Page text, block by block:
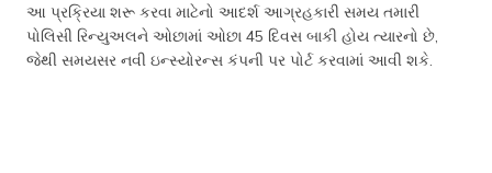
આ પ્રક્રિયા શરૂ કરવા માટેનો આદર્શ આગ્રહકારી સમય તમારી
પોલિસી રિન્યુઅલને ઓછામાં ઓછા 45 દિવસ બાકી હોય ત્યારનો છે,
જેથી સમયસર નવી ઇન્સ્યોરન્સ કંપની પર પોર્ટ કરવામાં આવી શકે.